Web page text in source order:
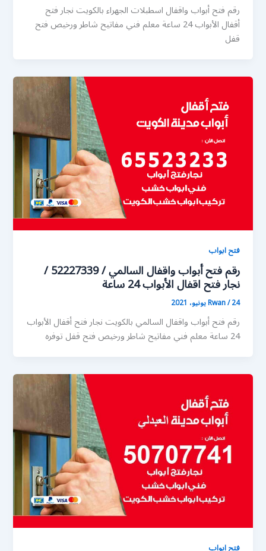
رقم فتح أبواب واقفال اسطبلات الجهراء بالكويت نجار فتح
أقفال الأبواب 24 ساعة معلم فني مفاتيح شاطر ورخيص فتح
قفل
فتح ابواب
رقم فتح أبواب واقفال السالمي / 52227339 /
نجار فتح اقفال الأبواب 24 ساعة
Rwan/24 يونيو، 2021
رقم فتح أبواب واقفال السالمي بالكويت نجار فتح أقفال الأبواب
24 ساعة معلم فني مفاتيح شاطر ورخيص فتح قفل توفره